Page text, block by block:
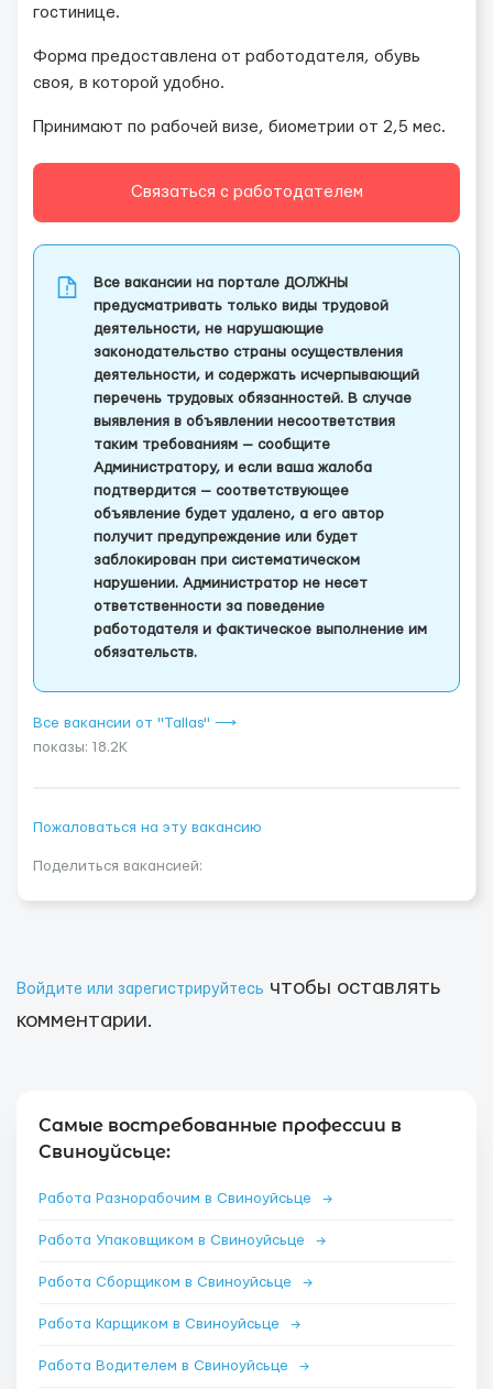
гостинице.
Форма предоставлена от работодателя, обувь
своя, в которой удобно.
Принимают по рабочей визе, биометрии от 2,5 мес.
Связаться с работодателем
Все вакансии на портале ДОЛЖНЫ
предусматривать только виды трудовой
деятельности, не нарушающие
законодательство страны осуществления
деятельности, и содержать исчерпывающий
перечень трудовых обязанностей. В случае
выявления в объявлении несоответствия
таким требованиям — сообщите
Администратору, и если ваша жалоба
подтвердится — соответствующее
объявление будет удалено, а его автор
получит предупреждение или будет
заблокирован при систематическом
нарушении. Администратор не несет
ответственности за поведение
работодателя и фактическое выполнение им
обязательств.
Все вакансии от "Tallas" ⟶
показы: 18.2K
Пожаловаться на эту вакансию
Поделиться вакансией:
Войдите или зарегистрируйтесь чтобы оставлять
комментарии.
Самые востребованные профессии в
Свиноуйсьце:
Работа Разнорабочим в Свиноуйсьце →
Работа Упаковщиком в Свиноуйсьце →
Работа Сборщиком в Свиноуйсьце →
Работа Карщиком в Свиноуйсьце →
Работа Водителем в Свиноуйсьце →